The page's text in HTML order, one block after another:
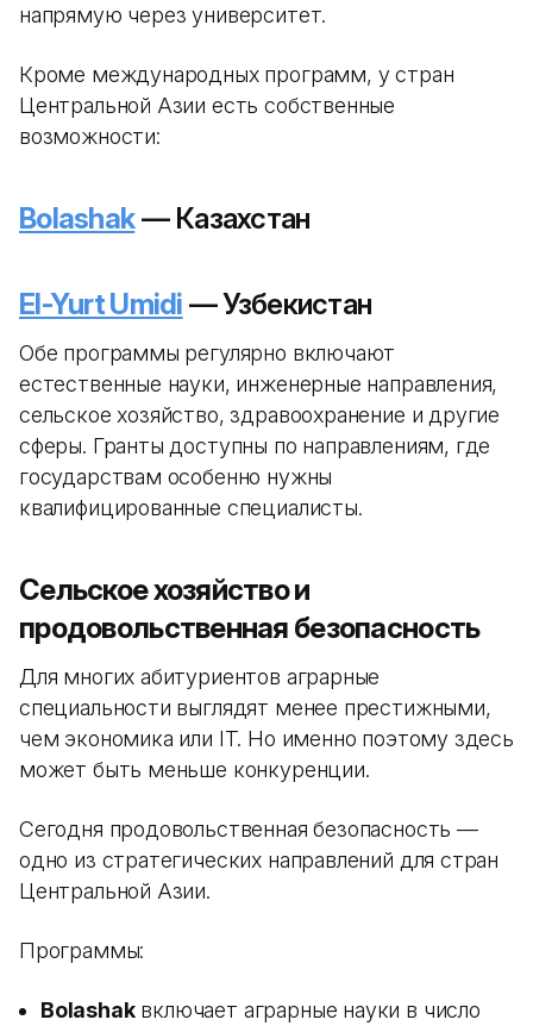
напрямую через университет.
Кроме международных программ, у стран
Центральной Азии есть собственные
возможности:
Bolashak— Казахстан
El-Yurt Umidi — Узбекистан
Обе программы регулярно включают
естественные науки, инженерные направления,
сельское хозяйство, здравоохранение и другие
сферы. Гранты доступны по направлениям, где
государствам особенно нужны
квалифицированные специалисты.
Сельское хозяйство и
продовольственная безопасность
Для многих абитуриентов аграрные
специальности выглядят менее престижными,
чем экономика или IT. Но именно поэтому здесь
может быть меньше конкуренции.
Сегодня продовольственная безопасность —
одно из стратегических направлений для стран
Центральной Азии.
Программы:
Bolashakвключает аграрные науки в число